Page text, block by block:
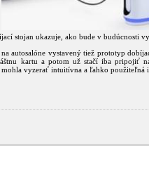
stojan ukazuje, ako bude v budúcnosti
autosalóne vystavený tiež prototyp
kartu a potom už stačí iba pripojiť
vyzerať intuitívna a ľahko použiteľná